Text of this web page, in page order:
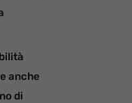
anche
di